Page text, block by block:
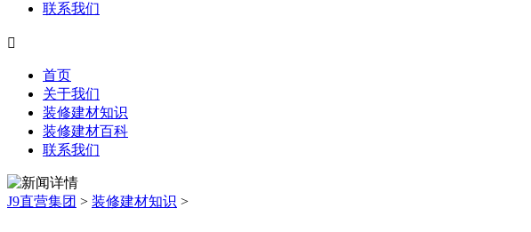
联系我们

首页
关于我们
装修建材知识
装修建材百科
联系我们
J9直营集团 > 装修建材知识 >